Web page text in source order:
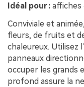
Idéal pour : affiches
Conviviale et
fleurs, de fruits et
chaleureux. Utilisez
panneaux
occuper les grands
profond assure la